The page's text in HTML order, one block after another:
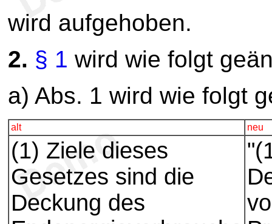
wird aufgehoben.
2. § 1 wird wie folgt
a) Abs. 1 wird wie folgt
alt neu
(1) Ziele dieses
Gesetzes sind die
Deckung des